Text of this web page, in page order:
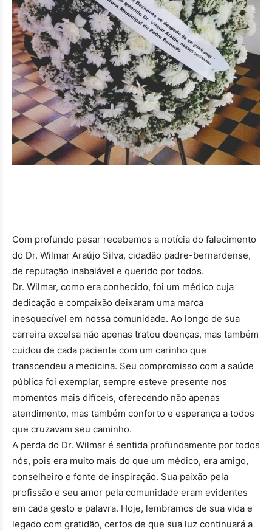
Com profundo pesar recebemos a notícia do falecimento
do Dr. Wilmar Araújo Silva, cidadão padre-bernardense,
de reputação inabalável e querido por todos.
Dr. Wilmar, como era conhecido, foi um médico cuja
dedicação e compaixão deixaram uma marca
inesquecível em nossa comunidade. Ao longo de sua
carreira excelsa não apenas tratou doenças, mas também
cuidou de cada paciente com um carinho que
transcendeu a medicina. Seu compromisso com a saúde
pública foi exemplar, sempre esteve presente nos
momentos mais difíceis, oferecendo não apenas
atendimento, mas também conforto e esperança a todos
que cruzavam seu caminho.
A perda do Dr. Wilmar é sentida profundamente por todos
nós, pois era muito mais do que um médico, era amigo,
conselheiro e fonte de inspiração. Sua paixão pela
profissão e seu amor pela comunidade eram evidentes
em cada gesto e palavra. Hoje, lembramos de sua vida e
legado com gratidão, certos de que sua luz continuará a